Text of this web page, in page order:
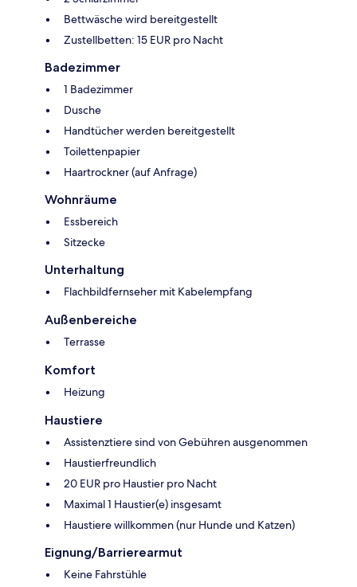
Bettwäsche wird bereitgestellt
Zustellbetten: 15 EUR pro Nacht
Badezimmer
1 Badezimmer
Dusche
Handtücher werden bereitgestellt
Toilettenpapier
Haartrockner (auf Anfrage)
Wohnräume
Essbereich
Sitzecke
Unterhaltung
Flachbildfernseher mit Kabelempfang
Außenbereiche
Terrasse
Komfort
Heizung
Haustiere
Assistenztiere sind von Gebühren ausgenommen
Haustierfreundlich
20 EUR pro Haustier pro Nacht
Maximal 1 Haustier(e) insgesamt
Haustiere willkommen (nur Hunde und Katzen)
Eignung/Barrierearmut
Keine Fahrstühle